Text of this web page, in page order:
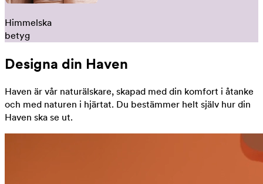
Himmelska
betyg
Designa din Haven
Haven är vår naturälskare, skapad med din komfort i åtanke
och med naturen i hjärtat. Du bestämmer helt själv hur din
Haven ska se ut.